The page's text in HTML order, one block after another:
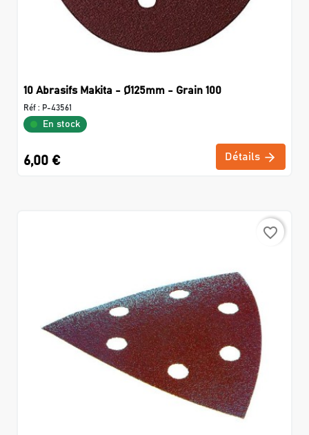
10 Abrasifs Makita - Ø125mm - Grain 100
Réf : P-43561
En stock
6,00 € Détails
favorite_border